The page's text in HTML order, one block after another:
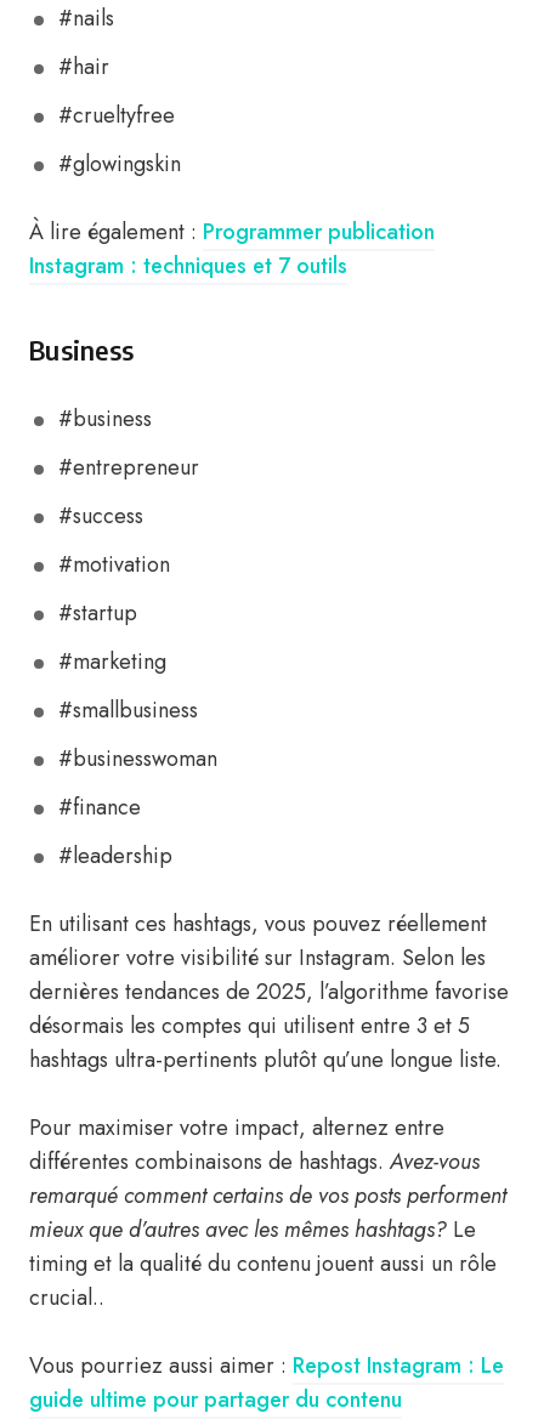
#nails
#hair
#crueltyfree
#glowingskin
À lire également : Programmer publication
Instagram : techniques et 7 outils
Business
#business
#entrepreneur
#success
#motivation
#startup
#marketing
#smallbusiness
#businesswoman
#finance
#leadership
En utilisant ces hashtags, vous pouvez réellement
améliorer votre visibilité sur Instagram. Selon les
dernières tendances de 2025, l’algorithme favorise
désormais les comptes qui utilisent entre 3 et 5
hashtags ultra-pertinents plutôt qu’une longue liste.
Pour maximiser votre impact, alternez entre
différentes combinaisons de hashtags.Avez-vous
remarqué comment certains de vos posts performent
mieux que d’autres avec les mêmes hashtags? Le
timing et la qualité du contenu jouent aussi un rôle
crucial..
Vous pourriez aussi aimer : Repost Instagram : Le
guide ultime pour partager du contenu